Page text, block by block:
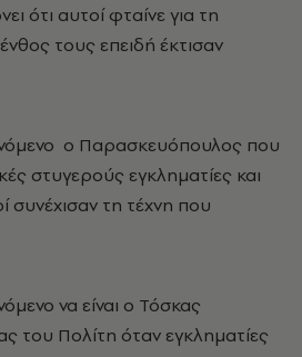
ότι αυτοί φταίνε για τη
τους επειδή έκτισαν
ο Παρασκευόπουλος που
στυγερούς εγκληματίες και
συνέχισαν τη τέχνη που
να είναι ο Τόσκας
του Πολίτη όταν εγκληματίες